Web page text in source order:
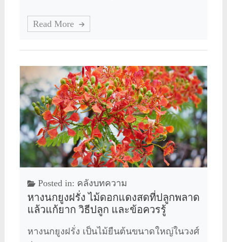
Read More
Posted in: คลังบทความ
หางนกยูงฝรั่ง ไม้ดอกแดงสดที่ปลูกพลาด
แล้วแก้ยาก วิธีปลูก และข้อควรรู้
หางนกยูงฝรั่ง เป็นไม้ยืนต้นขนาดใหญ่ในวงศ์